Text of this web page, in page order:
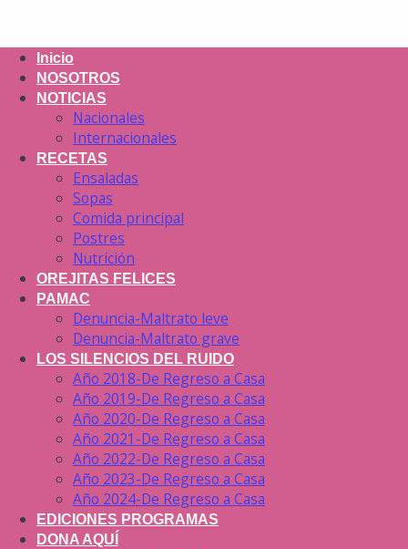
Inicio
NOSOTROS
NOTICIAS
Nacionales
Internacionales
RECETAS
Ensaladas
Sopas
Comida principal
Postres
Nutrición
OREJITAS FELICES
PAMAC
Denuncia-Maltrato leve
Denuncia-Maltrato grave
LOS SILENCIOS DEL RUIDO
Año 2018-De Regreso a Casa
Año 2019-De Regreso a Casa
Año 2020-De Regreso a Casa
Año 2021-De Regreso a Casa
Año 2022-De Regreso a Casa
Año 2023-De Regreso a Casa
Año 2024-De Regreso a Casa
EDICIONES PROGRAMAS
DONA AQUÍ